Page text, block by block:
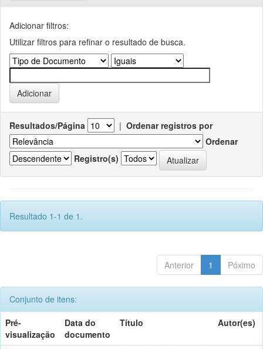
Adicionar filtros:
Utilizar filtros para refinar o resultado de busca.
Resultados/Página | Ordenar registros por
Ordenar
Registro(s)
Resultado 1-1 de 1.
Anterior 1 Póximo
Conjunto de itens:
Pré-
visualização
Data do
documento
Título Autor(es)